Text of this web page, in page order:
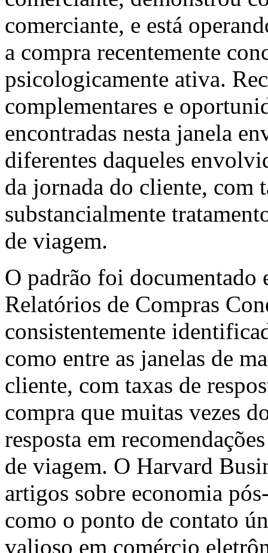
comerciante, e está
a compra recentemente
psicologicamente ativa.
complementares e
encontradas nesta janela
diferentes daqueles
da jornada do cliente, com
substancialmente
de viagem.
O padrão foi documentado
Relatórios de Compras
consistentemente
como entre as janelas de
cliente, com taxas de
compra que muitas vezes
resposta em
de viagem. O Harvard
artigos sobre economia
como o ponto de contato
valioso em comércio